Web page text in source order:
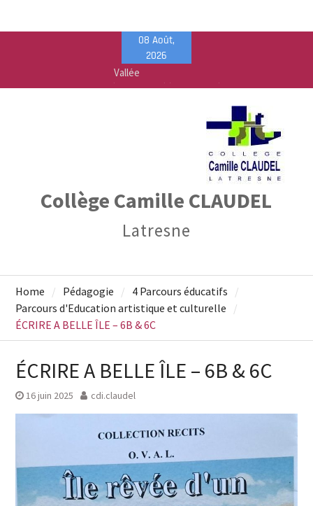
08 Août,
2026
Calendrier de rentrée pour les élèves – Année
scolaire 2026-2027
Liste des fournitures 2026-2027 – Collège Camille
Vente de fournitures scolaires – PEEP & Bureau
Collège Camille CLAUDEL
Latresne
Home Pédagogie
4 Parcours éducatifs
Parcours d'Education artistique et culturelle
ÉCRIRE A BELLE ÎLE – 6B & 6C
ÉCRIRE A BELLE ÎLE – 6B & 6C
16 juin 2025 cdi.claudel